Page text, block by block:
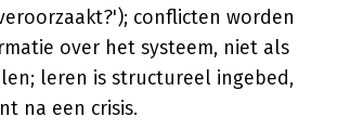
conflicten worden
over het systeem, niet als
leren is structureel ingebed,
na een crisis.